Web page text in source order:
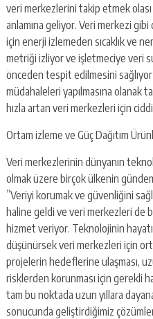
veri merkezlerini takip etmek
anlamına geliyor. Veri merkezi gibi
için enerji izlemeden sıcaklık ve
metriği izliyor ve işletmeciye veri
önceden tespit edilmesini
müdahaleleri yapılmasına olanak
hızla artan veri merkezleri için
Ortam izleme ve Güç Dağıtım
Veri merkezlerinin dünyanın
olmak üzere birçok ülkenin
”Veriyi korumak ve güvenliğini
haline geldi ve veri merkezleri de
hizmet veriyor. Teknolojinin
düşünürsek veri merkezleri için
projelerin hedeflerine ulaşması,
risklerden korunması için gerekli
tam bu noktada uzun yıllara
sonucunda geliştirdiğimiz